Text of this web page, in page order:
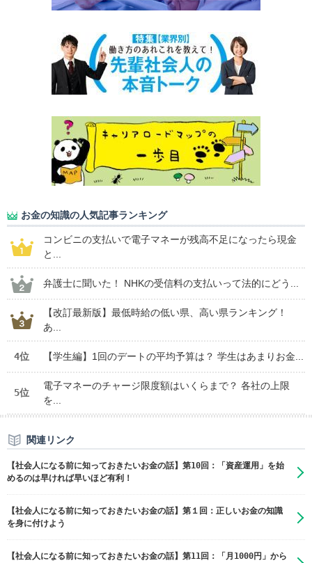
お金の知識の人気記事ランキング
コンビニの支払いで電子マネーが残高不足になったら現金
と...
弁護士に聞いた！ NHKの受信料の支払いって法的にどう...
【改訂最新版】最低時給の低い県、高い県ランキング！
あ...
4位 【学生編】1回のデートの平均予算は？ 学生はあまりお金...
5位
電子マネーのチャージ限度額はいくらまで？ 各社の上限
を...
関連リンク
【社会人になる前に知っておきたいお金の話】第10回：「資産運用」を始
めるのは早ければ早いほど有利！
【社会人になる前に知っておきたいお金の話】第１回：正しいお金の知識
を身に付けよう
【社会人になる前に知っておきたいお金の話】第11回：「月1000円」から